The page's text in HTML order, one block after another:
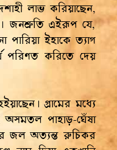
লাভ করিয়াছেন,
জনশ্রুতি এইরূপ যে,
ইহাকে ত্যাগ
পরিণত করিতে দেয়
গ্রামের মধ্যে
অসমতল পাহাড়-ঘেঁষা
জল অত্যন্ত রুচিকর